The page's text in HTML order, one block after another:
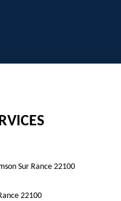
Sur Rance 22100
22100